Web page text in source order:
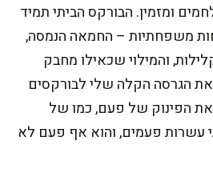
ומזמין. הבורקס הביתי תמיד
משפחתיות – החמאה הנמסה,
והמילוי שכאילו מחבק
הגרסה הקלה שלי לבורקסים
הפינוק של פעם, כמו של
עשרות פעמים, והוא אף פעם לא